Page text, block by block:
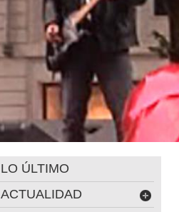
LO ÚLTIMO
ACTUALIDAD